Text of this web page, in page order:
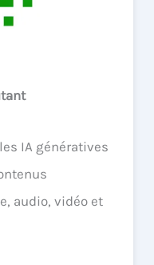
IA génératives
audio, vidéo et